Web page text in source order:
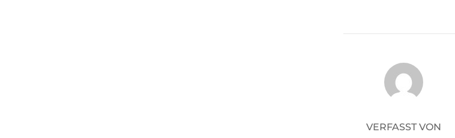
BEITRAGSAUTOR
VERFASST VON